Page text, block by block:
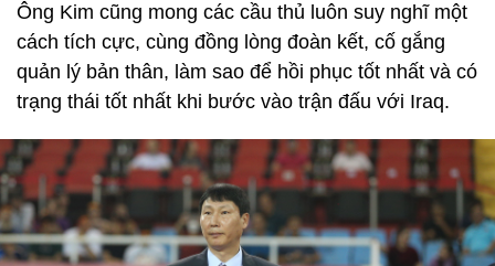
Ông Kim cũng mong các cầu thủ luôn suy nghĩ một
cách tích cực, cùng đồng lòng đoàn kết, cố gắng
quản lý bản thân, làm sao để hồi phục tốt nhất và có
trạng thái tốt nhất khi bước vào trận đấu với Iraq.